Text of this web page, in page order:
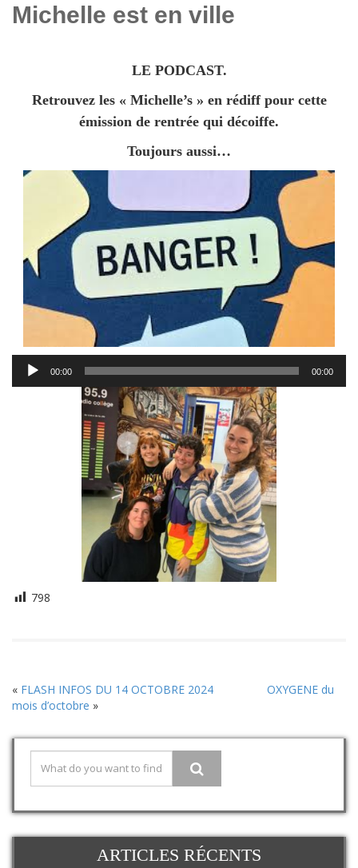
Michelle est en ville
LE PODCAST.
Retrouvez les « Michelle’s » en rédiff pour cette
émission de rentrée qui décoiffe.
Toujours aussi…
Lecteur
audio
00:00 00:00
798
« FLASH INFOS DU 14 OCTOBRE 2024
OXYGENE du
mois d’octobre »
ARTICLES RÉCENTS